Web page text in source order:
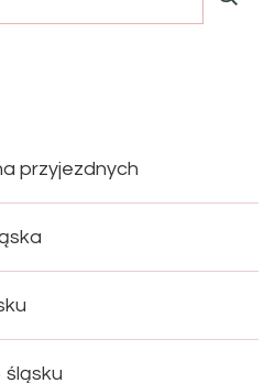
przyjezdnych
śląsku